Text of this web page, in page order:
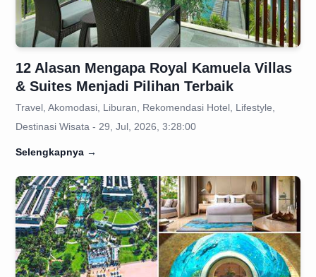
12 Alasan Mengapa Royal Kamuela Villas
& Suites Menjadi Pilihan Terbaik
Travel, Akomodasi, Liburan, Rekomendasi Hotel, Lifestyle,
Destinasi Wisata - 29, Jul, 2026, 3:28:00
Selengkapnya →